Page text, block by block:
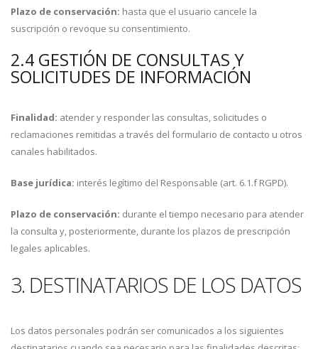
Plazo de conservación: hasta que el usuario cancele la
suscripción o revoque su consentimiento.
2.4 GESTIÓN DE CONSULTAS Y
SOLICITUDES DE INFORMACIÓN
Finalidad: atender y responder las consultas, solicitudes o
reclamaciones remitidas a través del formulario de contacto u otros
canales habilitados.
Base jurídica: interés legítimo del Responsable (art. 6.1.f RGPD).
Plazo de conservación: durante el tiempo necesario para atender
la consulta y, posteriormente, durante los plazos de prescripción
legales aplicables.
3. DESTINATARIOS DE LOS DATOS
Los datos personales podrán ser comunicados a los siguientes